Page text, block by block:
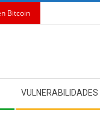
Bitcoin
VULNERABILIDADES